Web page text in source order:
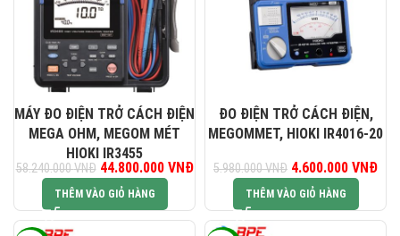
MÁY ĐO ĐIỆN TRỞ CÁCH ĐIỆN
MEGA OHM, MEGOM MÉT
HIOKI IR3455
58.240.000VNĐ Giá gốc là: 58.240.000 VNĐ.
44.800.000 VNĐGiá hiện tại là: 44.800.000 VNĐ.
THÊM VÀO GIỎ HÀNG
ĐO ĐIỆN TRỞ CÁCH ĐIỆN,
MEGOMMET, HIOKI IR4016-20
5.980.000VNĐ
Giá gốc là:
5.980.000 VNĐ.
4.600.000 VNĐ
THÊM VÀO GIỎ HÀNG